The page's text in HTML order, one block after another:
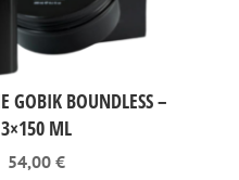
GOBIK BOUNDLESS –
3×150 ML
54,00 €